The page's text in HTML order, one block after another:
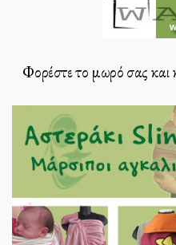
Φορέστε το μωρό σας και